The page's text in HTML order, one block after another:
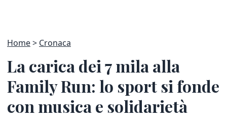
Home Cronaca
La carica dei 7 mila alla
Family Run: lo sport si fonde
con musica e solidarietà